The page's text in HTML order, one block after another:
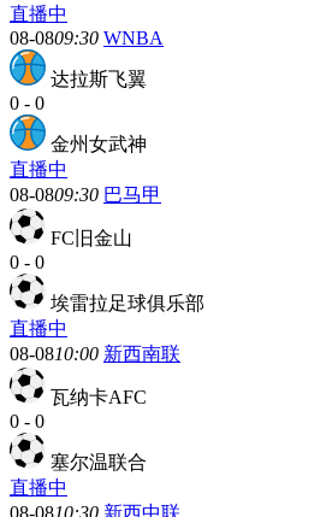
直播中
08-0809:30 WNBA
达拉斯飞翼
0 - 0
金州女武神
直播中
08-0809:30 巴马甲
FC旧金山
0 - 0
埃雷拉足球俱乐部
直播中
08-0810:00 新西南联
瓦纳卡AFC
0 - 0
塞尔温联合
直播中
08-0810:30 新西中联